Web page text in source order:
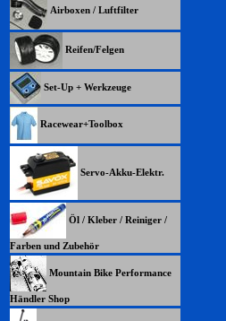
Airboxen / Luftfilter
Reifen/Felgen
Set-Up + Werkzeuge
Racewear+Toolbox
Servo-Akku-Elektr.
Öl / Kleber / Reiniger /
Farben und Zubehör
Mountain Bike Performance
Händler Shop